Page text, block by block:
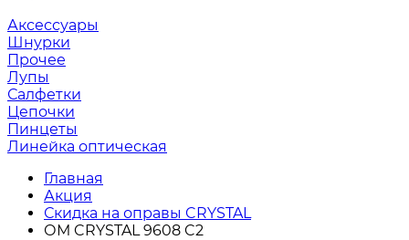
Аксессуары
Шнурки
Прочее
Лупы
Салфетки
Цепочки
Пинцеты
Линейка оптическая
Главная
Акция
Скидка на оправы CRYSTAL
ОМ CRYSTAL 9608 C2